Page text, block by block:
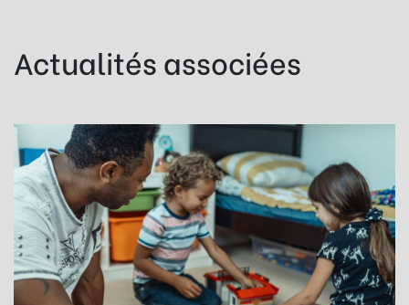
Actualités associées